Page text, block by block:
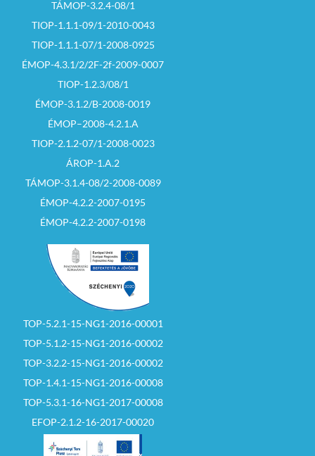
TÁMOP-3.2.4-08/1
TIOP-1.1.1-09/1-2010-0043
TIOP-1.1.1-07/1-2008-0925
ÉMOP-4.3.1/2/2F-2f-2009-0007
TIOP-1.2.3/08/1
ÉMOP-3.1.2/B-2008-0019
ÉMOP–2008-4.2.1.A
TIOP-2.1.2-07/1-2008-0023
ÁROP-1.A.2
TÁMOP-3.1.4-08/2-2008-0089
ÉMOP-4.2.2-2007-0195
ÉMOP-4.2.2-2007-0198
TOP-5.2.1-15-NG1-2016-00001
TOP-5.1.2-15-NG1-2016-00002
TOP-3.2.2-15-NG1-2016-00002
TOP-1.4.1-15-NG1-2016-00008
TOP-5.3.1-16-NG1-2017-00008
EFOP-2.1.2-16-2017-00020